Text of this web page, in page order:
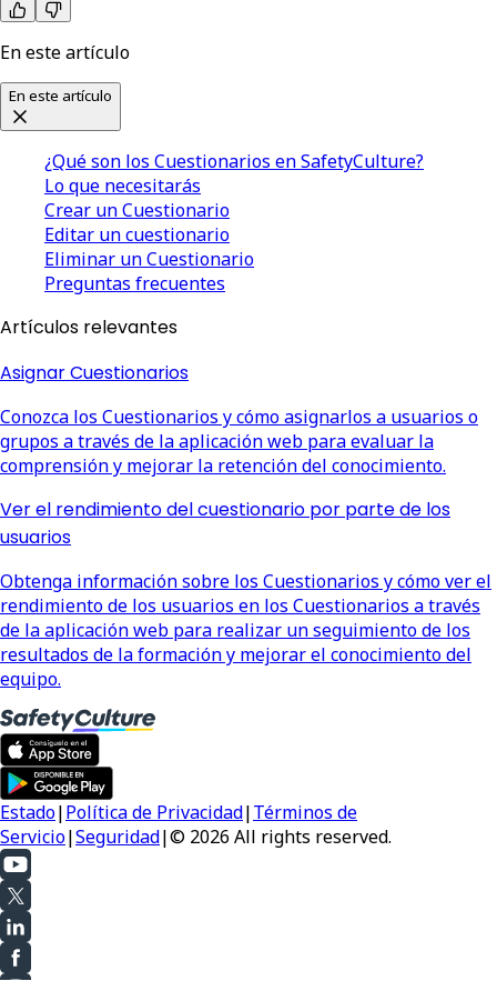
En este artículo
En este artículo
¿Qué son los Cuestionarios en SafetyCulture?
Lo que necesitarás
Crear un Cuestionario
Editar un cuestionario
Eliminar un Cuestionario
Preguntas frecuentes
Artículos relevantes
Asignar Cuestionarios
Conozca los Cuestionarios y cómo asignarlos a usuarios o
grupos a través de la aplicación web para evaluar la
comprensión y mejorar la retención del conocimiento.
Ver el rendimiento del cuestionario por parte de los
usuarios
Obtenga información sobre los Cuestionarios y cómo ver el
rendimiento de los usuarios en los Cuestionarios a través
de la aplicación web para realizar un seguimiento de los
resultados de la formación y mejorar el conocimiento del
equipo.
Estado|Política de Privacidad|Términos de
Servicio|Seguridad|© 2026 All rights reserved.